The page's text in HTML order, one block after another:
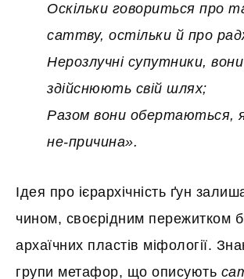
Оскільки говориться про
саттву, остільки й про
Нерозлучні супутники,
здійснюють свій шлях;
Разом вони обертаються,
не-причина».
Ідея про ієрархічність ґун
чином, своєрідним пережитком
архаїчних пластів міфології.
групи метафор, що описують